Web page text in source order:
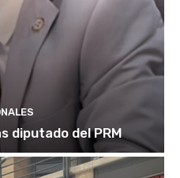
diputado del PRM